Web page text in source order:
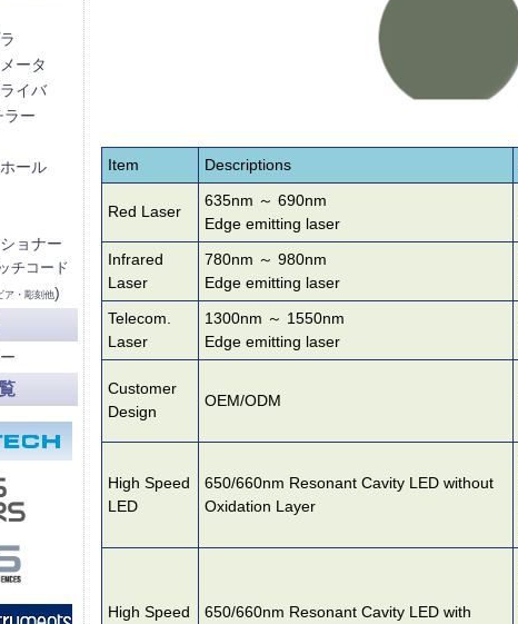
Item Descriptions
Red Laser
635nm ～ 690nm
Edge emitting laser
Infrared
Laser
780nm ～ 980nm
Edge emitting laser
Telecom.
Laser
1300nm ～ 1550nm
Edge emitting laser
Customer
Design
OEM/ODM
High Speed
LED
650/660nm Resonant Cavity LED without
Oxidation Layer
High Speed
650/660nm Resonant Cavity LED with
ータ
イバ
ラー
ール
ョナー
チコード
ア・彫刻他)